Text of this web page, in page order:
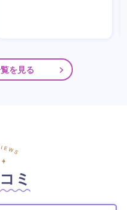
を見る
ミ